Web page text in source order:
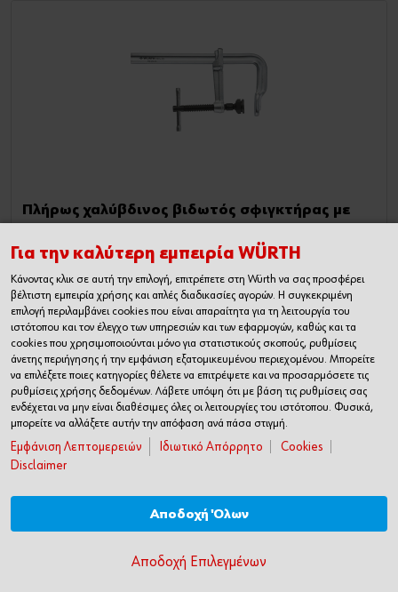
Πλήρως χαλύβδινος βιδωτός σφιγκτήρας με
Μέγιστο πλάτος σύσφιξης: 300 mm Πλάτος προφίλ: 30 mm
69,00€
1 Ποσότητα
ΠΡΟΣΘΗΚΗ ΣΤΟ ΚΑΛΑΘΙ
Για την καλύτερη εμπειρία WÜRTH
Κάνοντας κλικ σε αυτή την επιλογή, επιτρέπετε στη Würth να σας προσφέρει
βέλτιστη εμπειρία χρήσης και απλές διαδικασίες αγορών. Η συγκεκριμένη
επιλογή περιλαμβάνει cookies που είναι απαραίτητα για τη λειτουργία του
ιστότοπου και τον έλεγχο των υπηρεσιών και των εφαρμογών, καθώς και τα
cookies που χρησιμοποιούνται μόνο για στατιστικούς σκοπούς, ρυθμίσεις
άνετης περιήγησης ή την εμφάνιση εξατομικευμένου περιεχομένου. Μπορείτε
να επιλέξετε ποιες κατηγορίες θέλετε να επιτρέψετε και να προσαρμόσετε τις
ρυθμίσεις χρήσης δεδομένων. Λάβετε υπόψη ότι με βάση τις ρυθμίσεις σας
ενδέχεται να μην είναι διαθέσιμες όλες οι λειτουργίες του ιστότοπου. Φυσικά,
μπορείτε να αλλάξετε αυτήν την απόφαση ανά πάσα στιγμή.
Εμφάνιση Λεπτομερειών Ιδιωτικό Απόρρητο
Cookies
Disclaimer
Αποδοχή Όλων
Αποδοχή Επιλεγμένων